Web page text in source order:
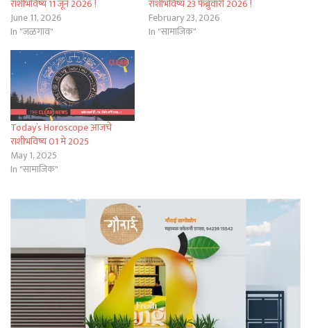
राशीभविष्य 11 जून 2026 !
June 11, 2026
In "जळगाव"
राशीभविष्य 23 फेब्रुवारी 2026 !
February 23, 2026
In "सामाजिक"
Today’s Horoscope आजचे
राशीभविष्य 01 मे 2025
May 1, 2025
In "सामाजिक"